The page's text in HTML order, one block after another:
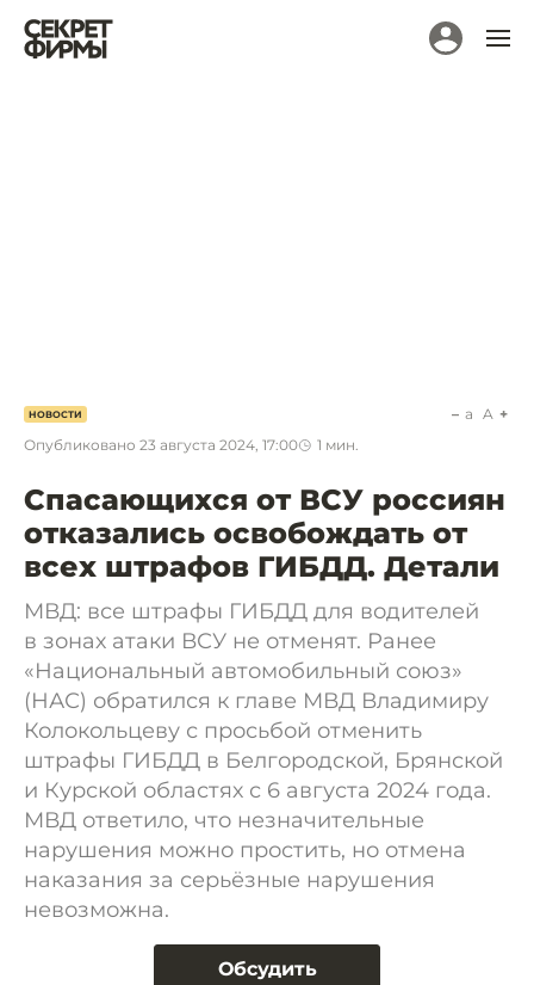
НОВОСТИ
Опубликовано 23 августа 2024, 17:00 1 мин.
a A
Спасающихся от ВСУ россиян
отказались освобождать от
всех штрафов ГИБДД. Детали
МВД: все штрафы ГИБДД для водителей
в зонах атаки ВСУ не отменят. Ранее
«Национальный автомобильный союз»
(НАС) обратился к главе МВД Владимиру
Колокольцеву с просьбой отменить
штрафы ГИБДД в Белгородской, Брянской
и Курской областях с 6 августа 2024 года.
МВД ответило, что незначительные
нарушения можно простить, но отмена
наказания за серьёзные нарушения
невозможна.
Обсудить